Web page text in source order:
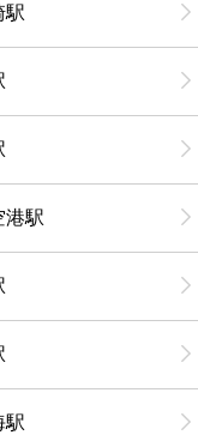
駅
港駅
駅